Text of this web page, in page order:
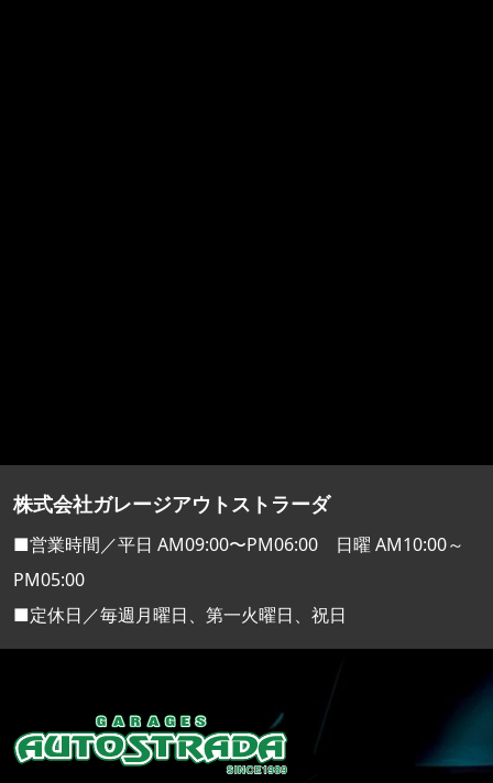
株式会社ガレージアウトストラーダ
■営業時間／平日 AM09:00〜PM06:00 日曜 AM10:00～
PM05:00
■定休日／毎週月曜日、第一火曜日、祝日